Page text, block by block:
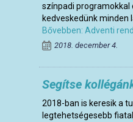
színpadi programokkal
kedveskedünk minden
Bővebben: Adventi
2018. december 4.
Segítse
2018-ban is keresik a
legtehetségesebb